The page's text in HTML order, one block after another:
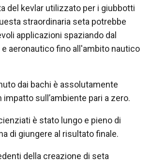
del kevlar utilizzato per i giubbotti
straordinaria seta potrebbe
applicazioni spaziando dal
aeronautico fino all'ambito nautico
dai bachi è assolutamente
impatto sull’ambiente pari a zero.
è stato lungo e pieno di
di giungere al risultato finale.
della creazione di seta